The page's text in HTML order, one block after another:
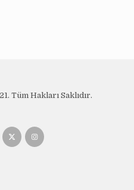
Tüm Hakları Saklıdır.